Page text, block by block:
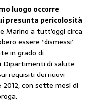
luogo occorre
presunta pericolosità
Marino a tutt’oggi circa
essere “dismessi”
in grado di
Dipartimenti di salute
requisiti dei nuovi
con sette mesi di